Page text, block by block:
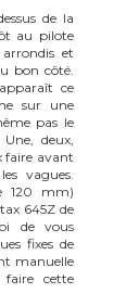
de la
au pilote
et
bon côté.
ce
sur une
pas le
deux,
faire avant
vagues.
120 mm)
645Z de
de vous
fixes de
manuelle
cette